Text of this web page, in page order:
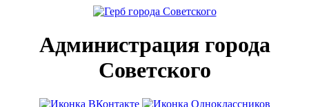
Администрация города
Советского